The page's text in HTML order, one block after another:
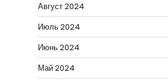
Август 2024
Июль 2024
Июнь 2024
Май 2024